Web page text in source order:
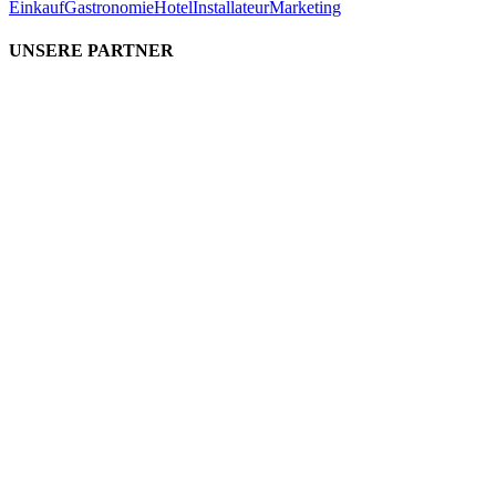
EinkaufGastronomieHotelInstallateurMarketing
UNSERE PARTNER